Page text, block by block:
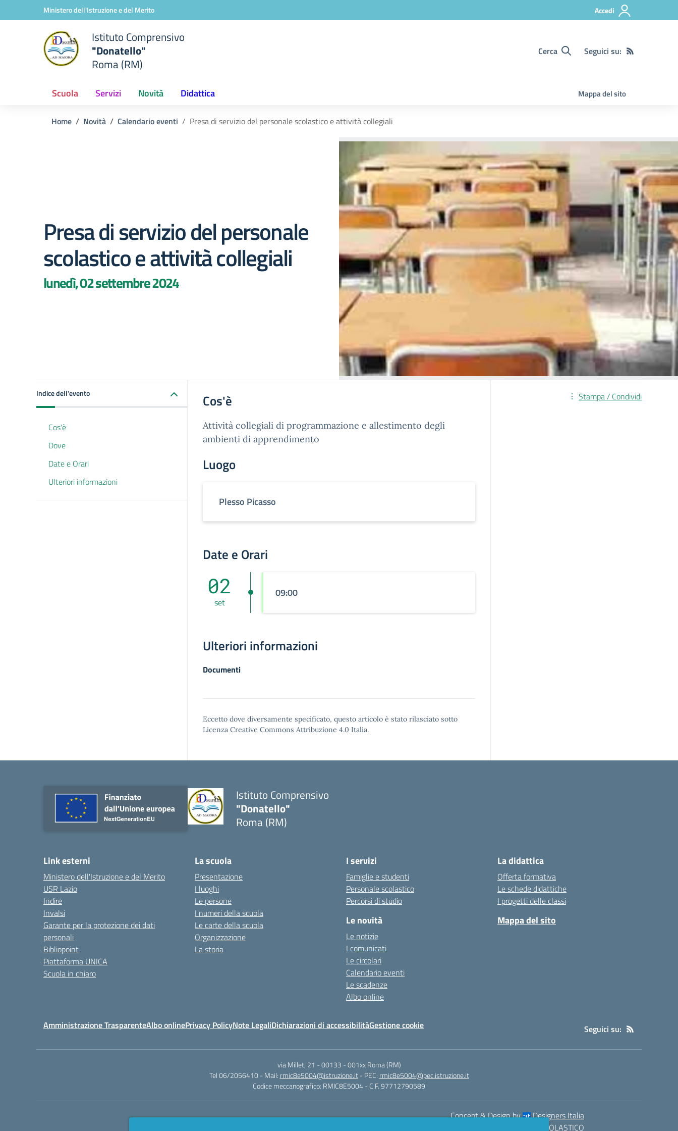
Vai ai contenuti
Vai al menu di navigazioneMinistero dell'Istruzione e del Merito Accedi
Istituto Comprensivo
"Donatello"
Roma (RM)
Cerca Seguici su:
Scuola Servizi Novità Didattica Mappa del sito
Home Novità Calendario eventi Presa di servizio del personale scolastico e attività collegiali
Presa di servizio del personale
scolastico e attività collegiali
lunedì, 02 settembre 2024
Indice dell'evento
Cos'è
Dove
Date e Orari
Ulteriori informazioni
Cos'è
Attività collegiali di programmazione e allestimento degli
ambienti di apprendimento
Luogo
Plesso Picasso
Date e Orari
02
set
09:00
Ulteriori informazioni
Documenti
Eccetto dove diversamente specificato, questo articolo è stato rilasciato sotto
Licenza Creative Commons Attribuzione 4.0 Italia.
Stampa / Condividi
Istituto Comprensivo
"Donatello"
Roma (RM)
Link esterni
Ministero dell'Istruzione e del Merito
USR Lazio
Indire
Invalsi
Garante per la protezione dei dati
personali
Bibliopoint
Piattaforma UNICA
Scuola in chiaro
La scuola
Presentazione
I luoghi
Le persone
I numeri della scuola
Le carte della scuola
Organizzazione
La storia
I servizi
Famiglie e studenti
Personale scolastico
Percorsi di studio
Le novità
Le notizie
I comunicati
Le circolari
Calendario eventi
Le scadenze
Albo online
La didattica
Offerta formativa
Le schede didattiche
I progetti delle classi
Mappa del sito
Amministrazione TrasparenteAlbo onlinePrivacy PolicyNote LegaliDichiarazioni di accessibilitàGestione cookie Seguici su:
via Millet, 21 - 00133 -001xx Roma (RM)
Tel 06/2056410 - Mail: rmic8e5004@istruzione.it - PEC: rmic8e5004@pec.istruzione.it
Codice meccanografico: RMIC8E5004- C.F. 97712790589
Concept & Design by
Designers Italia
SCUOLASTICO